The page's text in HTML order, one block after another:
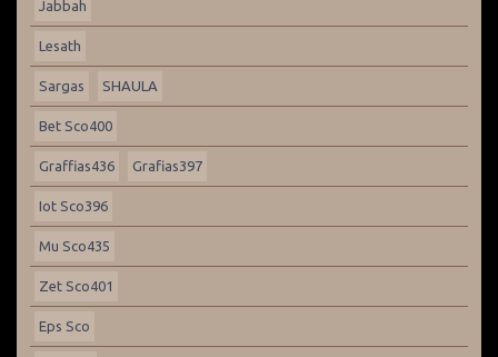
Jabbah
Lesath
Sargas SHAULA
Bet Sco400
Graffias436 Grafias397
Iot Sco396
Mu Sco435
Zet Sco401
Eps Sco